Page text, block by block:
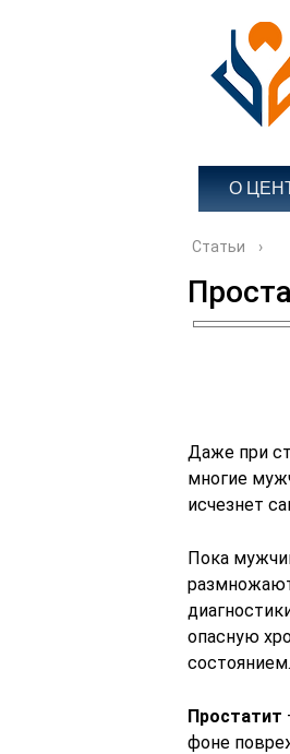
О
Статьи ›
Даже при
многие
исчезнет
Пока
опасную
состоянием.
Простатит
фоне